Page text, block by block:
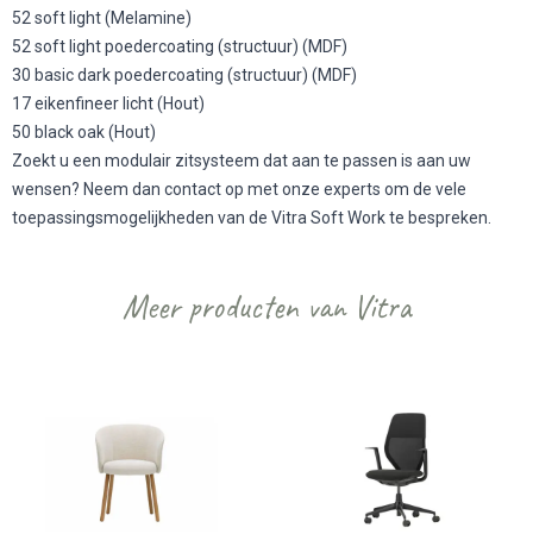
52 soft light (Melamine)
52 soft light poedercoating (structuur) (MDF)
30 basic dark poedercoating (structuur) (MDF)
17 eikenfineer licht (Hout)
50 black oak (Hout)
Zoekt u een modulair zitsysteem dat aan te passen is aan uw
wensen? Neem dan contact op met onze experts om de vele
toepassingsmogelijkheden van de Vitra Soft Work te bespreken.
Meer producten van Vitra